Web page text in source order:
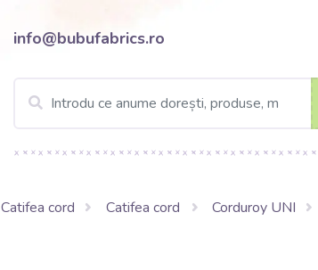
info@bubufabrics.ro
Catifea cord Catifea cord Corduroy UNI